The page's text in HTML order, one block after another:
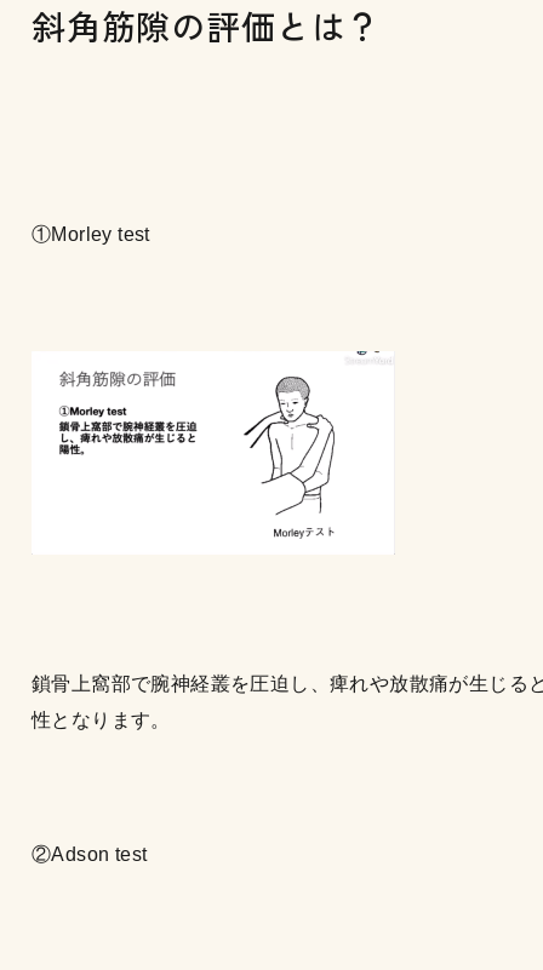
斜角筋隙の評価とは？
①Morley test
鎖骨上窩部で腕神経叢を圧迫し、痺れや放散痛が生じる
性となります。
②Adson test